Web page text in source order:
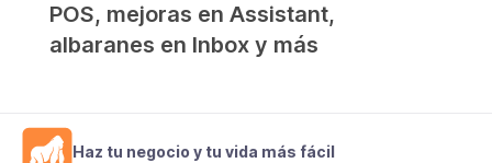
POS, mejoras en Assistant,
albaranes en Inbox y más
Haz tu negocio y tu vida más fácil